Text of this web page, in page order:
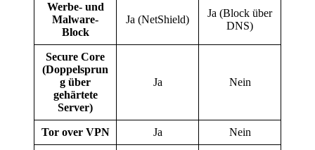
Werbe- und
Malware-
Block
Ja (NetShield)
Ja (Block über
DNS)
Secure Core
(Doppelsprun
g über
gehärtete
Server)
Ja Nein
Tor over VPN Ja Nein